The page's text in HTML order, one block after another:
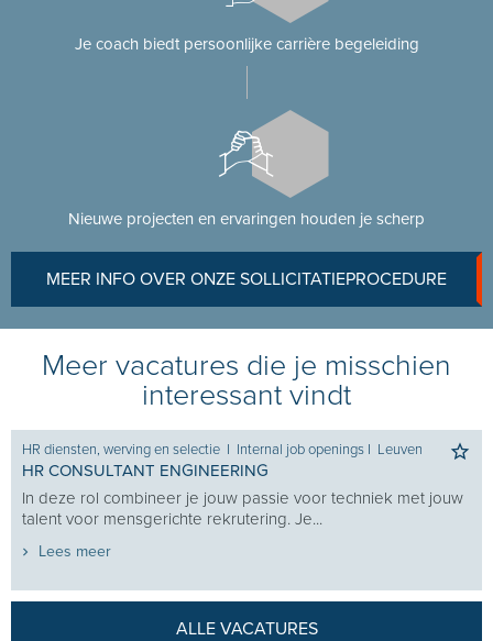
Je coach biedt persoonlijke carrière begeleiding
Nieuwe projecten en ervaringen houden je scherp
MEER INFO OVER ONZE SOLLICITATIEPROCEDURE
Meer vacatures die je misschien
interessant vindt
HR diensten, werving en selectie I Internal job openings I Leuven
HR CONSULTANT ENGINEERING
In deze rol combineer je jouw passie voor techniek met jouw
talent voor mensgerichte rekrutering. Je...
Lees meer
ALLE VACATURES